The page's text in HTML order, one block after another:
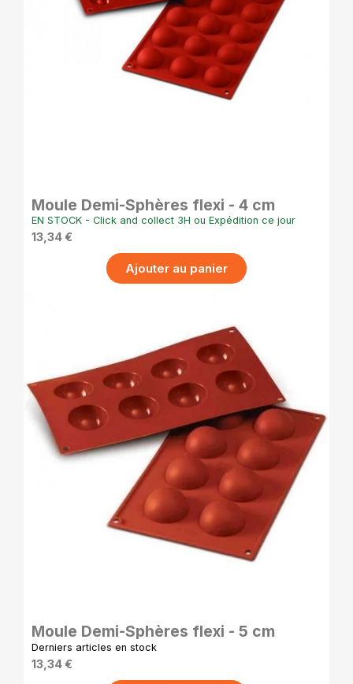
Moule Demi-Sphères flexi - 4 cm
EN STOCK - Click and collect 3H ou Expédition ce jour
13,34 €
Ajouter au panier
Moule Demi-Sphères flexi - 5 cm
Derniers articles en stock
13,34 €